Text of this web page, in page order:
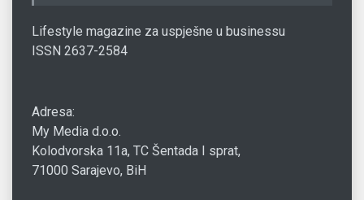
Lifestyle magazine za uspješne u businessu
ISSN 2637-2584
Adresa:
My Media d.o.o.
Kolodvorska 11a, TC Šentada I sprat,
71000 Sarajevo, BiH